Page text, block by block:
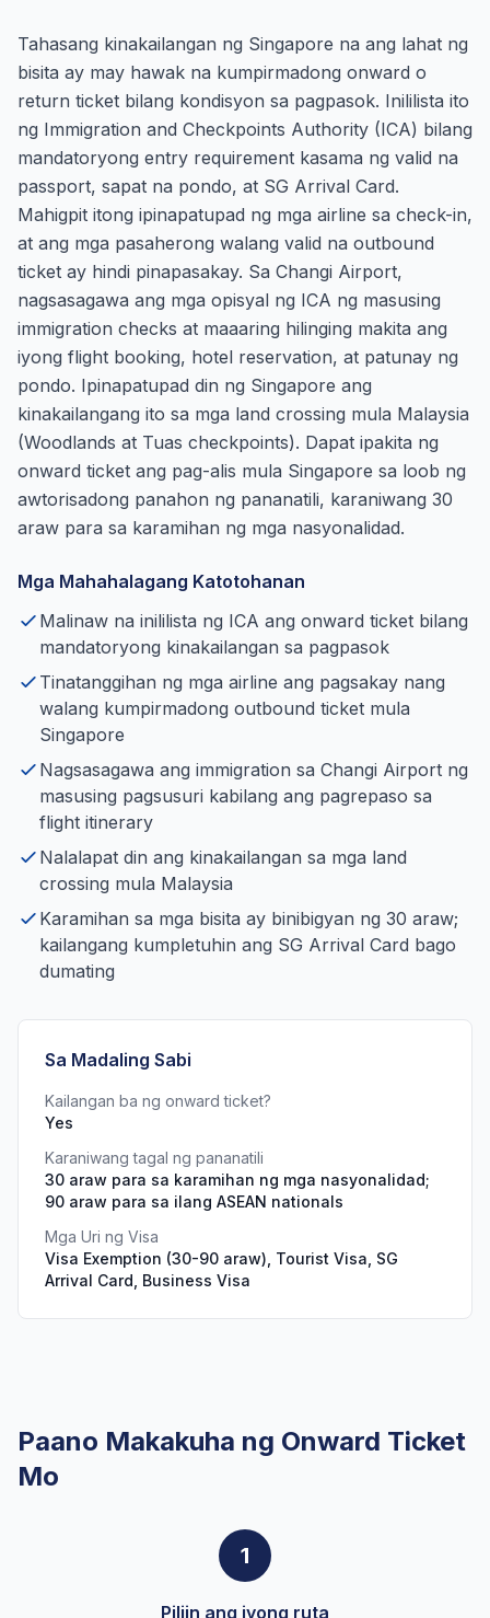
Tahasang kinakailangan ng Singapore na ang lahat ng
bisita ay may hawak na kumpirmadong onward o
return ticket bilang kondisyon sa pagpasok. Inililista ito
ng Immigration and Checkpoints Authority (ICA) bilang
mandatoryong entry requirement kasama ng valid na
passport, sapat na pondo, at SG Arrival Card.
Mahigpit itong ipinapatupad ng mga airline sa check-in,
at ang mga pasaherong walang valid na outbound
ticket ay hindi pinapasakay. Sa Changi Airport,
nagsasagawa ang mga opisyal ng ICA ng masusing
immigration checks at maaaring hilinging makita ang
iyong flight booking, hotel reservation, at patunay ng
pondo. Ipinapatupad din ng Singapore ang
kinakailangang ito sa mga land crossing mula Malaysia
(Woodlands at Tuas checkpoints). Dapat ipakita ng
onward ticket ang pag-alis mula Singapore sa loob ng
awtorisadong panahon ng pananatili, karaniwang 30
araw para sa karamihan ng mga nasyonalidad.
Mga Mahahalagang Katotohanan
Malinaw na inililista ng ICA ang onward ticket bilang
mandatoryong kinakailangan sa pagpasok
Tinatanggihan ng mga airline ang pagsakay nang
walang kumpirmadong outbound ticket mula
Singapore
Nagsasagawa ang immigration sa Changi Airport ng
masusing pagsusuri kabilang ang pagrepaso sa
flight itinerary
Nalalapat din ang kinakailangan sa mga land
crossing mula Malaysia
Karamihan sa mga bisita ay binibigyan ng 30 araw;
kailangang kumpletuhin ang SG Arrival Card bago
dumating
Sa Madaling Sabi
Kailangan ba ng onward ticket?
Yes
Karaniwang tagal ng pananatili
30 araw para sa karamihan ng mga nasyonalidad;
90 araw para sa ilang ASEAN nationals
Mga Uri ng Visa
Visa Exemption (30-90 araw), Tourist Visa, SG
Arrival Card, Business Visa
Paano Makakuha ng Onward Ticket
Mo
1
Piliin ang iyong ruta